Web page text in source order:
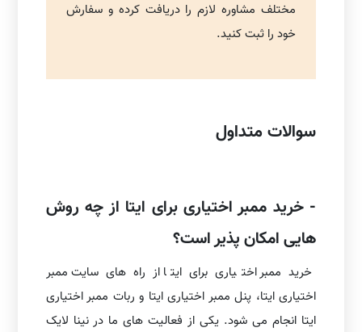
مختلف مشاوره لازم را دریافت کرده و سفارش
خود را ثبت کنید.
سوالات متداول
- خرید ممبر اختیاری برای ایتا از چه روش
هایی امکان پذیر است؟
خرید ممبر اختیاری برای ایتا از راه های سایت ممبر
اختیاری ایتا، پنل ممبر اختیاری ایتا و ربات ممبر اختیاری
ایتا انجام می شود. یکی از فعالیت های ما در نینا لایک